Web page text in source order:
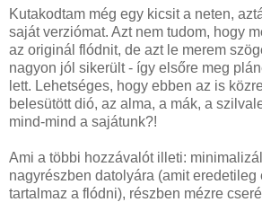
Kutakodtam még egy kicsit a neten,
saját verziómat. Azt nem tudom, hogy
az originál flódnit, de azt le merem
nagyon jól sikerült - így elsőre meg
lett. Lehetséges, hogy ebben az is
belesütött dió, az alma, a mák, a
mind-mind a sajátunk?!
Ami a többi hozzávalót illeti:
nagyrészben datolyára (amit eredetileg
tartalmaz a flódni), részben mézre